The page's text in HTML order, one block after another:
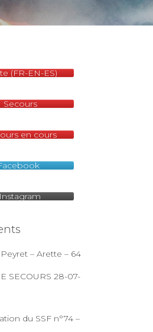
(FR-EN-ES)
Secours
en cours
– Arette – 64
SECOURS 28-07-
du SSF n°74 –